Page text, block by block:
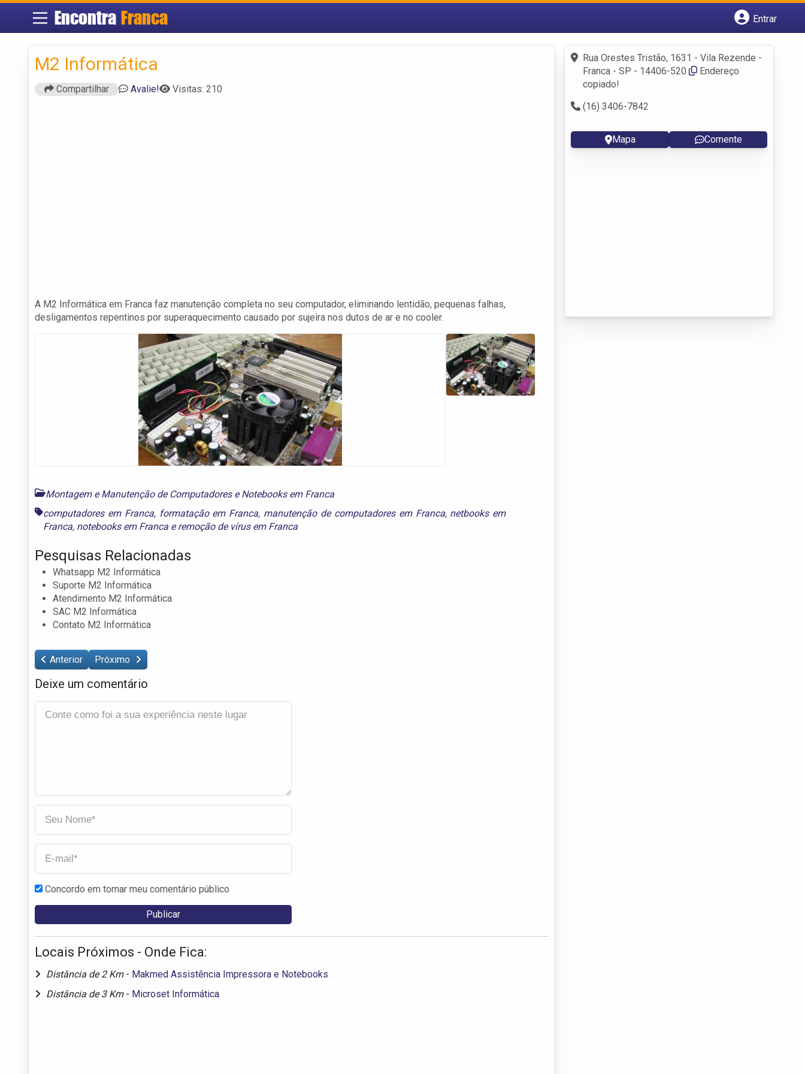
Encontra Franca
Entrar
Fazer login
Criar conta
M2 Informática
Compartilhar Avalie! Visitas: 210
A M2 Informática em Franca faz manutenção completa no seu computador, eliminando lentidão, pequenas falhas,
desligamentos repentinos por superaquecimento causado por sujeira nos dutos de ar e no cooler.
Montagem e Manutenção de Computadores e Notebooks em Franca
computadores em Franca, formatação em Franca, manutenção de computadores em Franca, netbooks em
Franca, notebooks em Franca eremoção de vírus em Franca
Pesquisas Relacionadas
Whatsapp M2 Informática
Suporte M2 Informática
Atendimento M2 Informática
SAC M2 Informática
Contato M2 Informática
Anterior Próximo
Deixe um comentário
Concordo em tornar meu comentário público
Locais Próximos - Onde Fica:
Distância de 2 Km - Makmed Assistência Impressora e Notebooks
Distância de 3 Km - Microset Informática
Rua Orestes Tristão, 1631 - Vila Rezende -
Franca - SP - 14406-520
Endereço
copiado!
(16) 3406-7842
Mapa Comente